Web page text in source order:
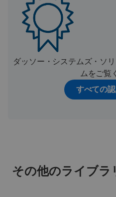
ダッソー・システムズ・ソ
ムをご覧
すべての
その他のライブラ